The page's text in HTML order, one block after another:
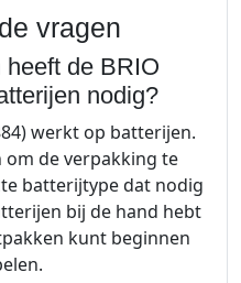
vragen
de BRIO
nodig?
werkt op batterijen.
de verpakking te
batterijtype dat nodig
bij de hand hebt
kunt beginnen